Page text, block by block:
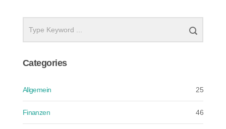
Categories
Allgemein 25
Finanzen 46